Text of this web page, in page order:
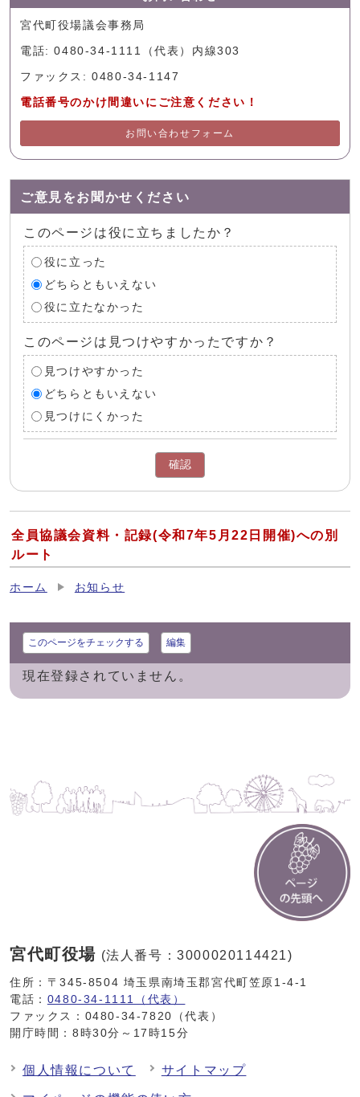
宮代町役場議会事務局
電話: 0480-34-1111（代表）内線303
ファックス: 0480-34-1147
電話番号のかけ間違いにご注意ください！
お問い合わせフォーム
ご意見をお聞かせください
このページは役に立ちましたか？
役に立った
どちらともいえない
役に立たなかった
このページは見つけやすかったですか？
見つけやすかった
どちらともいえない
見つけにくかった
確認
全員協議会資料・記録(令和7年5月22日開催)への別
ルート
ホーム お知らせ
このページをチェックする 編集
現在登録されていません。
宮代町役場 (法人番号：3000020114421)
住所：〒345-8504 埼玉県南埼玉郡宮代町笠原1-4-1
電話： 0480-34-1111（代表）
ファックス：0480-34-7820（代表）
開庁時間：8時30分～17時15分
個人情報について サイトマップ